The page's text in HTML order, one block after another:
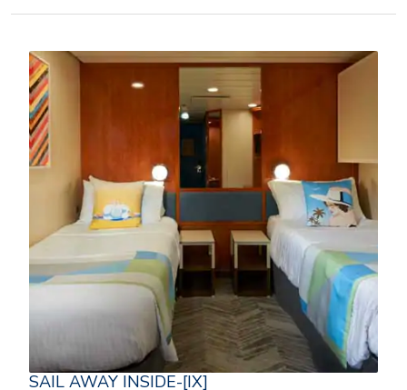
SAIL AWAY INSIDE-[IX]